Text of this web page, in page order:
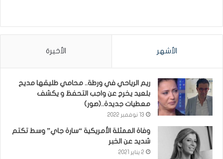
الأشهر الأخيرة
ريم الرياحي في ورطة.. محامي طليقها مديح
بلعيد يخرج عن واجب التحفظ و يكشف
معطيات جديدة..(صور)
13 نوفمبر 2022
وفاة الممثلة الأمريكية “سارة جاي” وسط تكتم
شديد عن الخبر
2 يناير 2021